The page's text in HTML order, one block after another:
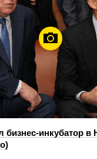
бизнес-инкубатор в